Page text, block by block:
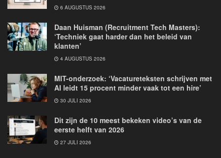
6 AUGUSTUS 2026
Daan Huisman (Recruitment Tech Masters):
‘Techniek gaat harder dan het beleid van
klanten’
4 AUGUSTUS 2026
MIT-onderzoek: ‘Vacatureteksten schrijven met
AI leidt 15 procent minder vaak tot een hire’
30 JULI 2026
Dit zijn de 10 meest bekeken video’s van de
eerste helft van 2026
27 JULI 2026